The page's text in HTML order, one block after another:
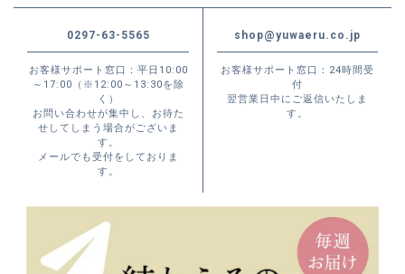
0297-63-5565
お客様サポート窓口：平日10:00
～17:00（※12:00～13:30を除
く）
お問い合わせが集中し、お待た
せしてしまう場合がございま
す。
メールでも受付をしておりま
す。
shop@yuwaeru.co.jp
お客様サポート窓口：24時間受
付
翌営業日中にご返信いたしま
す。